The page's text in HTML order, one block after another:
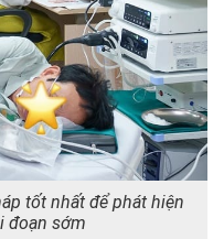
tốt nhất để phát hiện
đoạn sớm